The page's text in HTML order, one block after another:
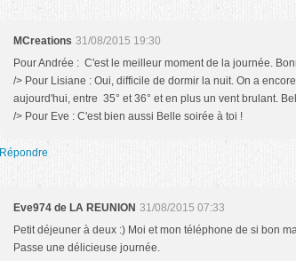
MCreations 31/08/2015 19:30
Pour Andrée : C'est le meilleur moment de la journée.
/> Pour Lisiane : Oui, difficile de dormir la nuit. On a
aujourd'hui, entre 35° et 36° et en plus un vent brulant.
/> Pour Eve : C'est bien aussi Belle soirée à toi !
Répondre
Eve974 de LA REUNION 31/08/2015 07:33
Petit déjeuner à deux :) Moi et mon téléphone de si bon
Passe une délicieuse journée.